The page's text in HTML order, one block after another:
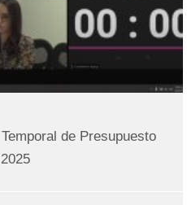
de Presupuesto